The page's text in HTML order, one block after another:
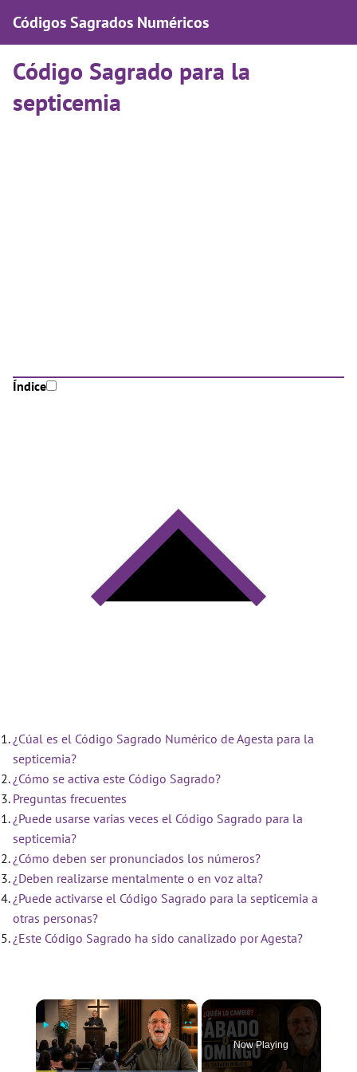
Códigos Sagrados Numéricos
Código Sagrado para la
septicemia
Índice
¿Cúal es el Código Sagrado Numérico de Agesta para la
septicemia?
¿Cómo se activa este Código Sagrado?
Preguntas frecuentes
¿Puede usarse varias veces el Código Sagrado para la
septicemia?
¿Cómo deben ser pronunciados los números?
¿Deben realizarse mentalmente o en voz alta?
¿Puede activarse el Código Sagrado para la septicemia a
otras personas?
¿Este Código Sagrado ha sido canalizado por Agesta?
×
Now Playing